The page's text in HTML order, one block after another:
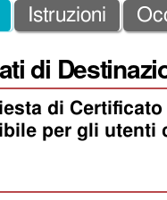
Istruzioni
di
di
per gli utenti